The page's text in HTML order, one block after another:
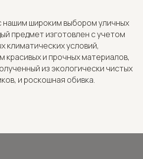
нашим широким выбором уличных
предмет изготовлен с учетом
климатических условий,
красивых и прочных материалов,
из экологически чистых
и роскошная обивка.